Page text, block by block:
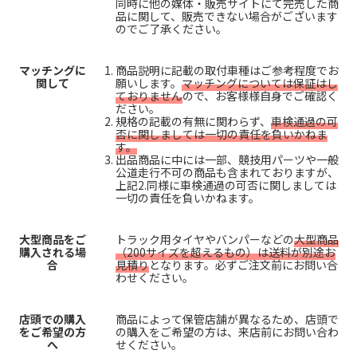
同時に他の媒体・販売サイトにて完売した商
品に関して、販売できない場合がございます
のでご了承ください。
マッチングに
関して
商品説明に記載の取付車種はご参考程度でお
願いします。 マッチングについては保証はし
ておりませんので、お客様様自身でご確認く
ださい。
規格の記載の有無に関わらず、 車検通過の可
否に関しましては一切の責任を負いかねま
す。
出品商品に中には一部、競技用パーツや一般
公道走行不可の商品も含まれておりますが、
上記2.同様に車検通過の可否に関しましては
一切の責任を負いかねます。
大型商品をご
購入される場
合
トラック用タイヤやバンパーなどの大型商品
（200サイズを超えるもの）は送料が別途お
見積りとなります。必ずご注文前にお問い合
わせください。
店頭での購入
をご希望の方
へ
商品によって保管店舗が異なるため、店頭で
の購入をご希望の方は、来店前にお問い合わ
せください。